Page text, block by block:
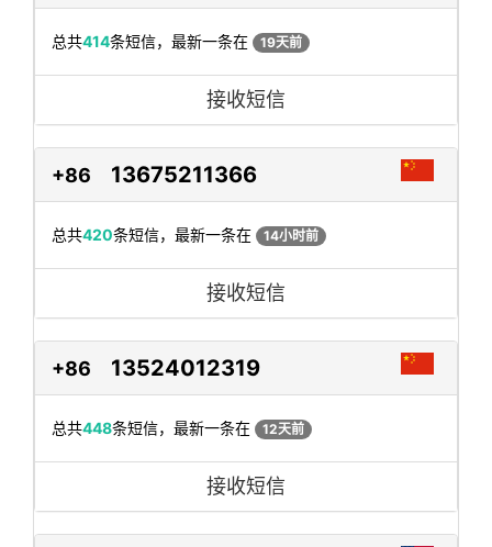
总共414条短信，最新一条在 19天前
接收短信
+86 13675211366
总共420条短信，最新一条在 14小时前
接收短信
+86 13524012319
总共448条短信，最新一条在 12天前
接收短信